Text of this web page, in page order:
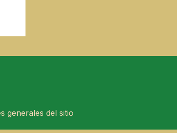
generales del sitio